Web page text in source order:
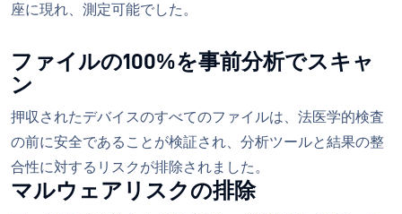
座に現れ、測定可能でした。
ファイルの100%を事前分析でスキャ
ン
押収されたデバイスのすべてのファイルは、法医学的検査
の前に安全であることが検証され、分析ツールと結果の整
合性に対するリスクが排除されました。
マルウェアリスクの排除